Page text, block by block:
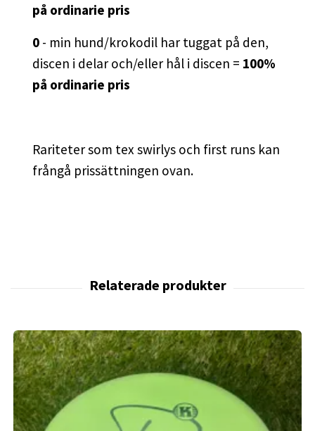
på ordinarie pris
0 - min hund/krokodil har tuggat på den,
discen i delar och/eller hål i discen = 100%
på ordinarie pris
Rariteter som tex swirlys och first runs kan
frångå prissättningen ovan.